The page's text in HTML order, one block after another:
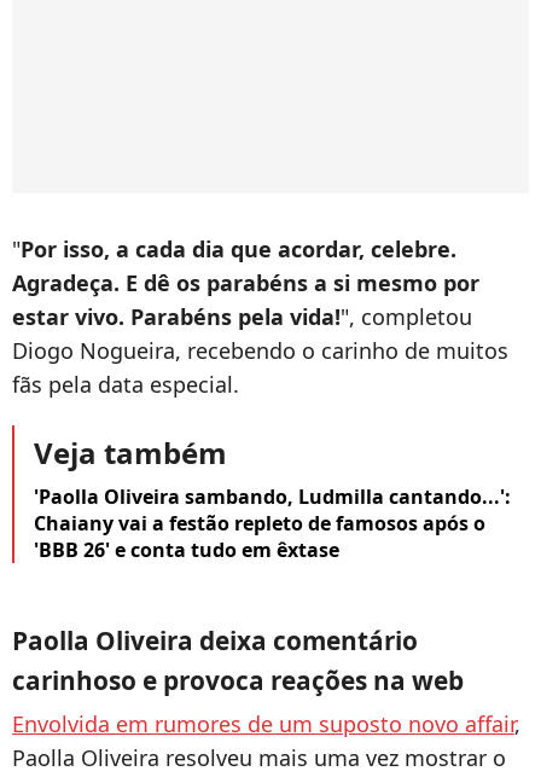
"Por isso, a cada dia que acordar, celebre.
Agradeça. E dê os parabéns a si mesmo por
estar vivo. Parabéns pela vida!", completou
Diogo Nogueira, recebendo o carinho de muitos
fãs pela data especial.
Veja também
'Paolla Oliveira sambando, Ludmilla cantando...':
Chaiany vai a festão repleto de famosos após o
'BBB 26' e conta tudo em êxtase
Paolla Oliveira deixa comentário
carinhoso e provoca reações na web
Envolvida em rumores de um suposto novo affair,
Paolla Oliveira resolveu mais uma vez mostrar o